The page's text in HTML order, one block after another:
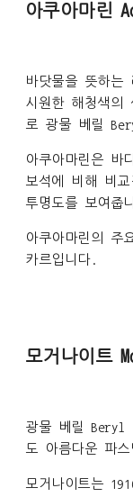
아쿠아마린
바닷물을 뜻하는
시원한 해청색의
로 광물 베릴
아쿠아마린은 바
보석에 비해 비
투명도를 보여줍
아쿠아마린의 주
카르입니다.
모거나이트
광물 베릴 Beryl
도 아름다운 파
모거나이트는